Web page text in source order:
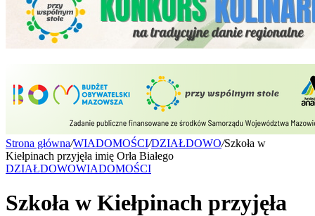
Strona główna/WIADOMOŚCI/DZIAŁDOWO/Szkoła w
Kiełpinach przyjęła imię Orła Białego
DZIAŁDOWOWIADOMOŚCI
Szkoła w Kiełpinach przyjęła